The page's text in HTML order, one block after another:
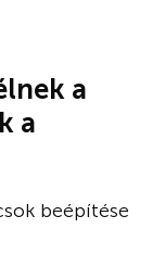
a
a
beépítése